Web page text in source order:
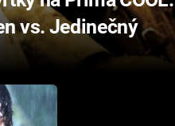
vs. Jedinečný